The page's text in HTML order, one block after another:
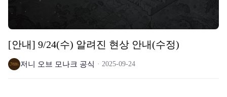
[안내] 9/24(수) 알려진 현상 안내(수정)
저니 오브 모나크 공식 2025-09-24